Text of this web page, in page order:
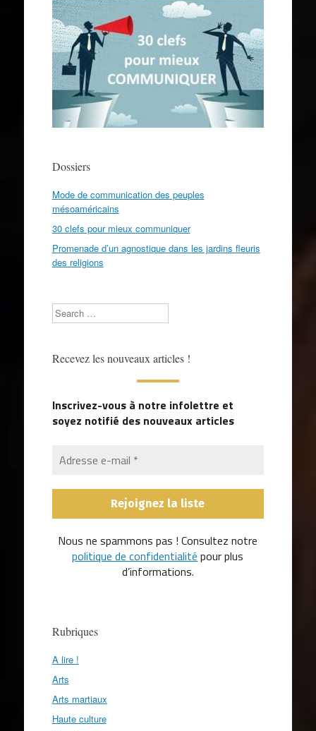
Dossiers
Mode de communication des peuples
mésoaméricains
30 clefs pour mieux communiquer
Promenade d’un agnostique dans les jardins fleuris
des religions
Search
Recevez les nouveaux articles !
Inscrivez-vous à notre infolettre et
soyez notifié des nouveaux articles
Nous ne spammons pas ! Consultez notre
politique de confidentialité pour plus
d’informations.
Rubriques
A lire !
Arts
Arts martiaux
Haute culture